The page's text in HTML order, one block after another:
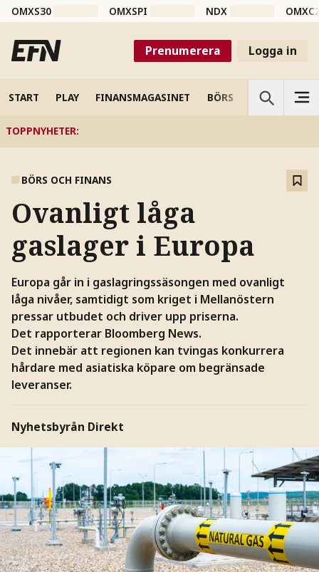
OMXS30 OMXSPI NDX
Prenumerera Logga in
START PLAY FINANSMAGASINET BÖRS VETENSKAP
TOPPNYHETER:
BÖRS OCH FINANS
Ovanligt låga
gaslager i Europa
Europa går in i gaslagringssäsongen med ovanligt
låga nivåer, samtidigt som kriget i Mellanöstern
pressar utbudet och driver upp priserna.
Det rapporterar Bloomberg News.
Det innebär att regionen kan tvingas konkurrera
hårdare med asiatiska köpare om begränsade
leveranser.
Nyhetsbyrån Direkt